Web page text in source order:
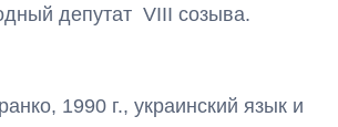
депутат VIII созыва.
1990 г., украинский язык и